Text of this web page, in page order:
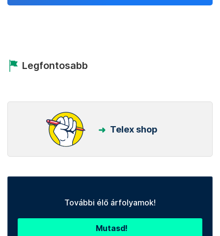
Legfontosabb
Telex shop
További élő árfolyamok!
Mutasd!